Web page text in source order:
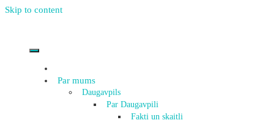
Skip to content
Par mums
Daugavpils
Par Daugavpili
Fakti un skaitļi